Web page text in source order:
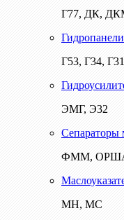
Г77, ДК,
Гидропанели
Г53, Г34,
ЭМГ, Э32
Сепараторы
ФММ,
МН, МС